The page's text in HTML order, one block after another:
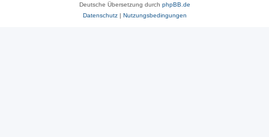
Deutsche Übersetzung durch phpBB.de
Datenschutz| Nutzungsbedingungen